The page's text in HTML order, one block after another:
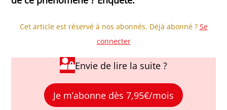
Cet article est réservé à nos abonnés. Déjà abonné ? Se
connecter
Envie de lire la suite ?
Je m’abonne dès 7,95€/mois